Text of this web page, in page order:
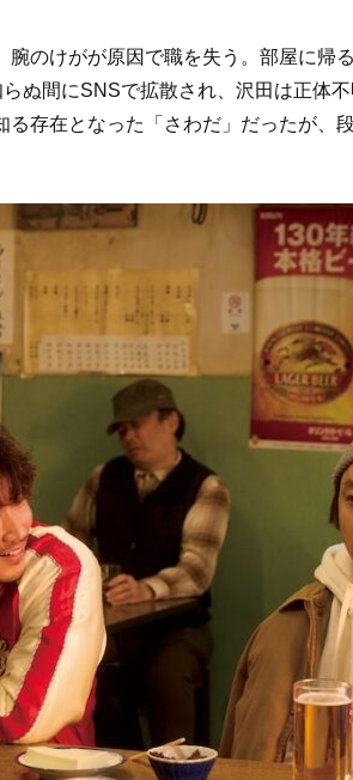
のけがが原因で職を失う。部屋に帰
ぬ間にSNSで拡散され、沢田は正体不
る存在となった「さわだ」だったが、